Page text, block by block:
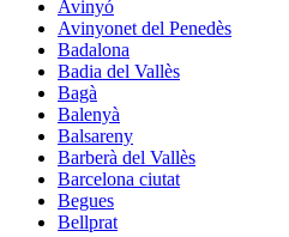
Avinyó
Avinyonet del Penedès
Badalona
Badia del Vallès
Bagà
Balenyà
Balsareny
Barberà del Vallès
Barcelona ciutat
Begues
Bellprat